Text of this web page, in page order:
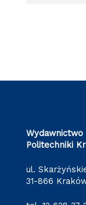
Wydawnictwo
Politechniki
ul.
31-866